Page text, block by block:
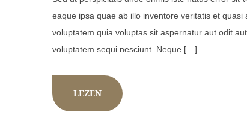
eaque ipsa quae ab illo inventore veritatis et
voluptatem quia voluptas sit aspernatur aut odit
voluptatem sequi nesciunt. Neque […]
LEZEN